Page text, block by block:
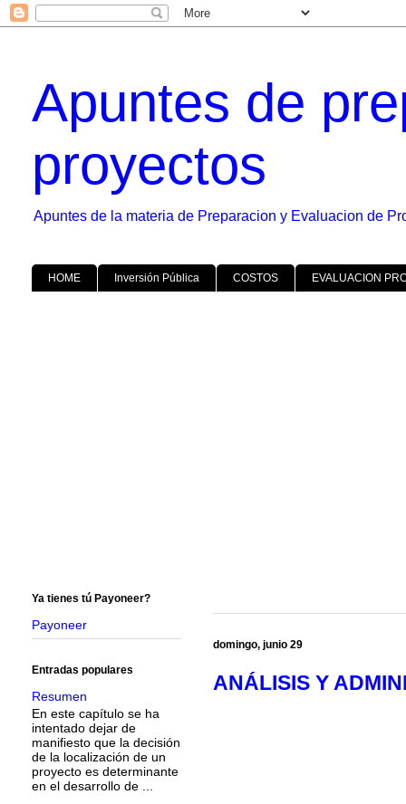
Apuntes de
proyectos
Apuntes de la materia de Preparacion y Evaluacion de
HOME Inversión Pública COSTOS EVALUACION
domingo, junio 29
ANÁLISIS Y
Ya tienes tú Payoneer?
Payoneer
Entradas populares
Resumen
En este capítulo se ha
intentado dejar de
manifiesto que la decisión
de la localización de un
proyecto es determinante
en el desarrollo de ...